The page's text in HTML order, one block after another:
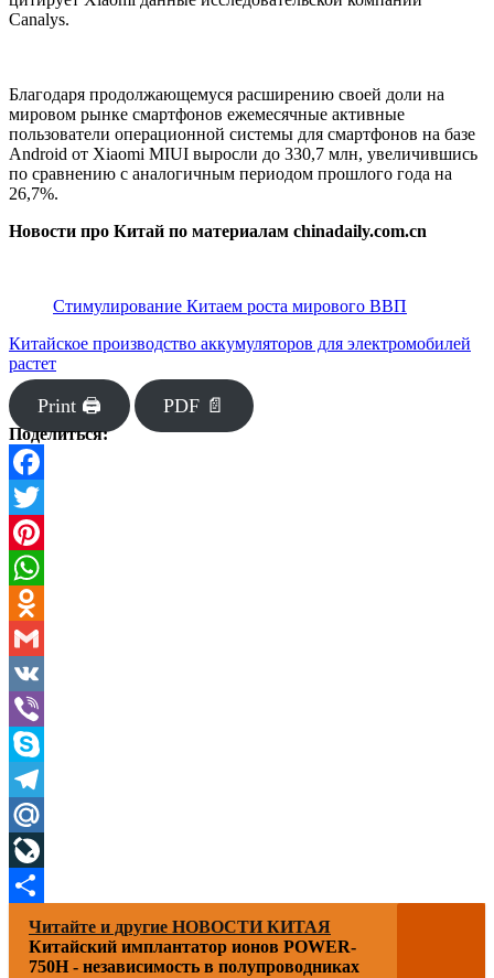
Canalys.
Благодаря продолжающемуся расширению своей доли на
мировом рынке смартфонов ежемесячные активные
пользователи операционной системы для смартфонов на базе
Android от Xiaomi MIUI выросли до 330,7 млн, увеличившись
по сравнению с аналогичным периодом прошлого года на
26,7%.
Новости про Китай по материалам chinadaily.com.cn
Стимулирование Китаем роста мирового ВВП
Китайское производство аккумуляторов для электромобилей
растет
Print 🖨 PDF 📄
Поделиться:
Facebook
Twitter
Pinterest
WhatsApp
Odnoklassniki
Gmail
VK
Viber
Skype
Telegram
Mail.Ru
LiveJournal
Отправить
Читайте и другие НОВОСТИ КИТАЯ
Китайский имплантатор ионов POWER-
750H - независимость в полупроводниках